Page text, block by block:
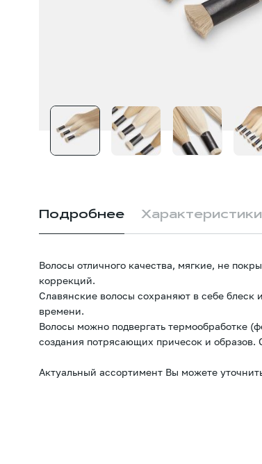
Подробнее Характеристики
Волосы отличного качества, мягкие, не
коррекций.
Славянские волосы сохраняют в себе блеск
времени.
Волосы можно подвергать термообработке
создания потрясающих причесок и образов.
Актуальный ассортимент Вы можете